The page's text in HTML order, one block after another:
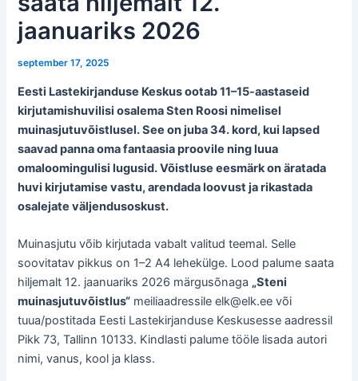
jaanuariks 2026
september 17, 2025
Eesti Lastekirjanduse Keskus ootab 11–15-aastaseid
kirjutamishuvilisi osalema Sten Roosi nimelisel
muinasjutuvõistlusel. See on juba 34. kord, kui lapsed
saavad panna oma fantaasia proovile ning luua
omaloomingulisi lugusid. Võistluse eesmärk on äratada
huvi kirjutamise vastu, arendada loovust ja rikastada
osalejate väljendusoskust.
Muinasjutu võib kirjutada vabalt valitud teemal. Selle
soovitatav pikkus on 1–2 A4 lehekülge. Lood palume saata
hiljemalt 12. jaanuariks 2026 märgusõnaga „Steni
muinasjutuvõistlus“ meiliaadressile elk@elk.ee või
tuua/postitada Eesti Lastekirjanduse Keskusesse aadressil
Pikk 73, Tallinn 10133. Kindlasti palume tööle lisada autori
nimi, vanus, kool ja klass.